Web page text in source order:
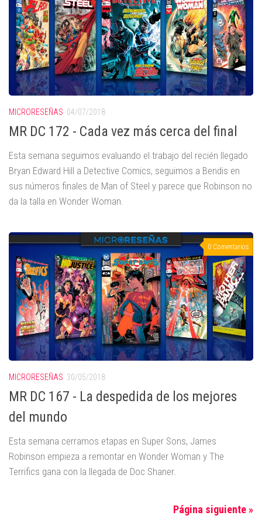
MICRORESEÑAS 04/07/2018
MR DC 172 - Cada vez más cerca del final
Esta semana seguimos evaluando el trabajo del recién llegado
Bryan Edward Hill a Detective Comics, seguimos a Bendis en
sus números finales de Man of Steel y parece que Robinson no
da la talla en Wonder Woman.
0 Comentarios
MICRORESEÑAS 30/05/2018
MR DC 167 - La despedida de los mejores
del mundo
Esta semana cerramos etapas en Super Sons, James
Robinson empieza a remontar en Wonder Woman y The
Terrifics gana con la llegada de Doc Shaner.
Página siguiente »